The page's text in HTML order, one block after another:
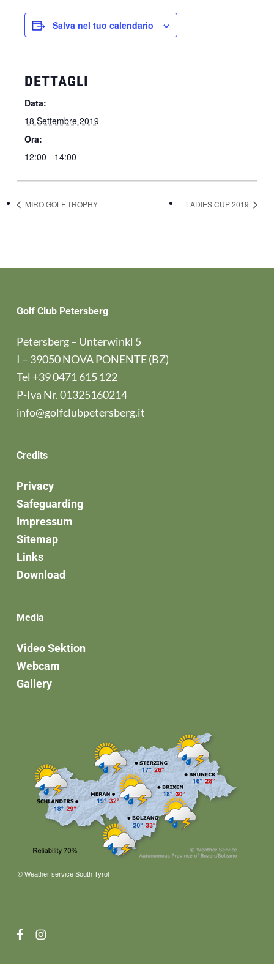
Salva nel tuo calendario
DETTAGLI
Data:
18 Settembre 2019
Ora:
12:00 - 14:00
MIRO GOLF TROPHY LADIES CUP 2019
Golf Club Petersberg
Petersberg – Unterwinkl 5
I – 39050 NOVA PONENTE (BZ)
Tel +39 0471 615 122
P-Iva Nr. 01325160214
info@golfclubpetersberg.it
Credits
Privacy
Safeguarding
Impressum
Sitemap
Links
Download
Media
Video Sektion
Webcam
Gallery
© Weather service South Tyrol
facebookinstagram